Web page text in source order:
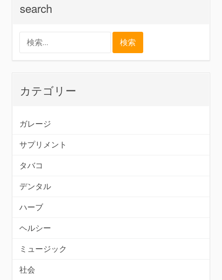
search
カテゴリー
ガレージ
サプリメント
タバコ
デンタル
ハーブ
ヘルシー
ミュージック
社会